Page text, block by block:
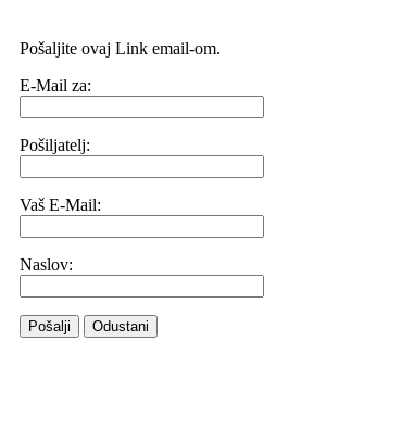
Pošaljite ovaj Link email-om.
E-Mail za:
Pošiljatelj:
Vaš E-Mail:
Naslov:
Pošalji Odustani